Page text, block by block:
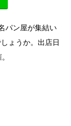
パン屋が集結い
ょうか。出店日